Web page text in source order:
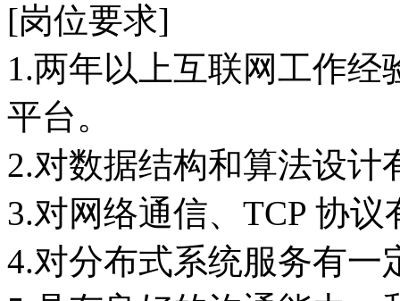
[岗位要求]
1.两年以上互联网工作经
平台。
2.对数据结构和算法设计
3.对网络通信、TCP 协
4.对分布式系统服务有一